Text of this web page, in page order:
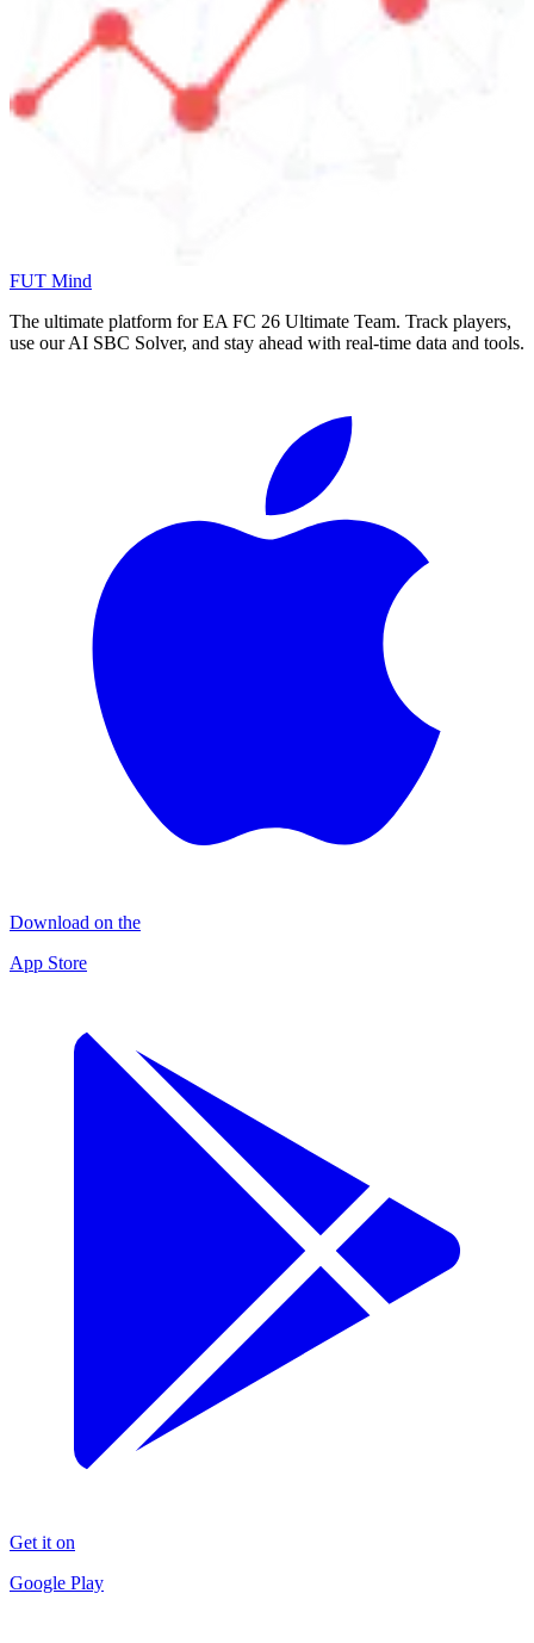
FUT Mind
The ultimate platform for EA FC 26 Ultimate Team. Track players,
use our AI SBC Solver, and stay ahead with real-time data and tools.
Download on the
App Store
Get it on
Google Play